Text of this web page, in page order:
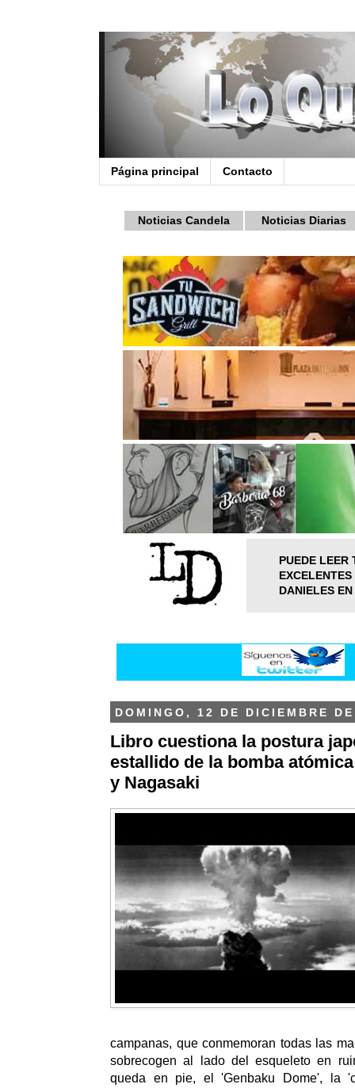
Página principal Contacto
Noticias Candela Noticias Diarias
PUEDE LEER
DANIELES
DOMINGO, 12 DE DICIEMBRE
Libro cuestiona la postura
estallido de la bomba
y Nagasaki
campanas, que conmemoran todas las
sobrecogen al lado del esqueleto en
queda en pie, el 'Genbaku Dome', la